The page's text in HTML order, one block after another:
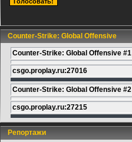
Counter-Strike: Global Offensive
Counter-Strike: Global Offensive #1
csgo.proplay.ru:27016
Counter-Strike: Global Offensive #2
csgo.proplay.ru:27215
Репортажи